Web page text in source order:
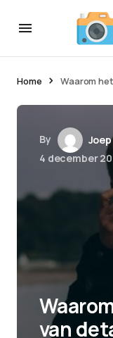
Home Waarom
By
Joep
4 december
van